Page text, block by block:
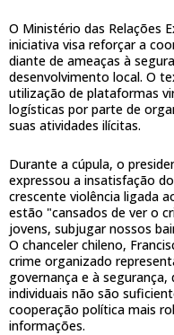
O Ministério das Relações
iniciativa visa reforçar a
diante de ameaças à
desenvolvimento local. O
utilização de plataformas
logísticas por parte de
suas atividades ilícitas.
Durante a cúpula, o
expressou a insatisfação
crescente violência ligada
estão "cansados de ver o
jovens, subjugar nossos
O chanceler chileno,
crime organizado
governança e à
individuais não são
cooperação política mais
informações.